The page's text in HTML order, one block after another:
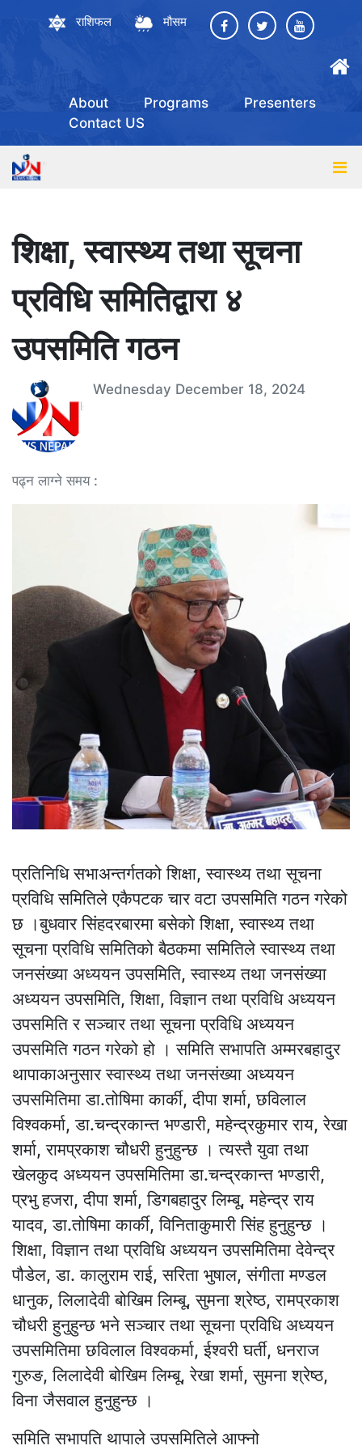
राशिफल मौसम
About Programs
Presenters
Contact US
शिक्षा, स्वास्थ्य तथा सूचना
प्रविधि समितिद्वारा ४
उपसमिति गठन
Wednesday December 18, 2024
पढ्न लाग्ने समय :
प्रतिनिधि सभाअन्तर्गतको शिक्षा, स्वास्थ्य तथा सूचना
प्रविधि समितिले एकैपटक चार वटा उपसमिति गठन गरेको
छ ।बुधवार सिंहदरबारमा बसेको शिक्षा, स्वास्थ्य तथा
सूचना प्रविधि समितिको बैठकमा समितिले स्वास्थ्य तथा
जनसंख्या अध्ययन उपसमिति, स्वास्थ्य तथा जनसंख्या
अध्ययन उपसमिति, शिक्षा, विज्ञान तथा प्रविधि अध्ययन
उपसमिति र सञ्चार तथा सूचना प्रविधि अध्ययन
उपसमिति गठन गरेको हो । समिति सभापति अम्मरबहादुर
थापाकाअनुसार स्वास्थ्य तथा जनसंख्या अध्ययन
उपसमितिमा डा.तोषिमा कार्की, दीपा शर्मा, छविलाल
विश्वकर्मा, डा.चन्द्रकान्त भण्डारी, महेन्द्रकुमार राय, रेखा
शर्मा, रामप्रकाश चौधरी हुनुहुन्छ । त्यस्तै युवा तथा
खेलकुद अध्ययन उपसमितिमा डा.चन्द्रकान्त भण्डारी,
प्रभु हजरा, दीपा शर्मा, डिगबहादुर लिम्बू, महेन्द्र राय
यादव, डा.तोषिमा कार्की, विनिताकुमारी सिंह हुनुहुन्छ ।
शिक्षा, विज्ञान तथा प्रविधि अध्ययन उपसमितिमा देवेन्द्र
पौडेल, डा. कालुराम राई, सरिता भुषाल, संगीता मण्डल
धानुक, लिलादेवी बोखिम लिम्बू, सुमना श्रेष्ठ, रामप्रकाश
चौधरी हुनुहुन्छ भने सञ्चार तथा सूचना प्रविधि अध्ययन
उपसमितिमा छविलाल विश्वकर्मा, ईश्वरी घर्ती, धनराज
गुरुङ, लिलादेवी बोखिम लिम्बू, रेखा शर्मा, सुमना श्रेष्ठ,
विना जैसवाल हुनुहुन्छ ।
समिति सभापति थापाले उपसमितिले आफ्नो